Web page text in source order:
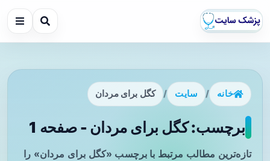
خانه / سایت / کگل برای مردان
برچسب: کگل برای مردان - صفحه 1
تازه‌ترین مطالب مرتبط با برچسب «کگل برای مردان» را